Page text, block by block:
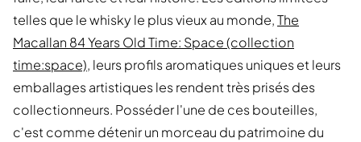
telles que le whisky le plus vieux au monde,The
Macallan 84 Years Old Time: Space (collection
time:space), leurs profils aromatiques uniques et leurs
emballages artistiques les rendent très prisés des
collectionneurs. Posséder l'une de ces bouteilles,
c'est comme détenir un morceau du patrimoine du